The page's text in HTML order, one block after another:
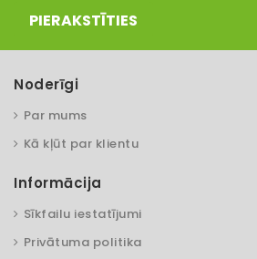
PIERAKSTĪTIES
Noderīgi
Par mums
Kā kļūt par klientu
Informācija
Sīkfailu iestatījumi
Privātuma politika